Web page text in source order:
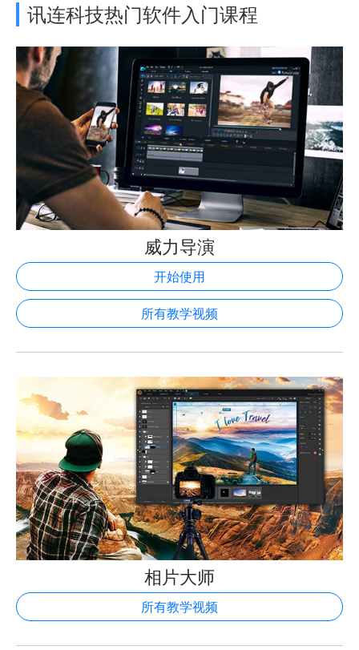
讯连科技热门软件入门课程
威力导演
开始使用
所有教学视频
相片大师
所有教学视频